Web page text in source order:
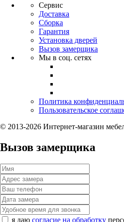
Сервис
Доставка
Сборка
Гарантия
Установка дверей
Вызов замерщика
Мы в соц. сетях
Политика
Пользовательское
© 2013-2026 Интернет-магазин
Вызов замерщика
я даю согласие на обработку